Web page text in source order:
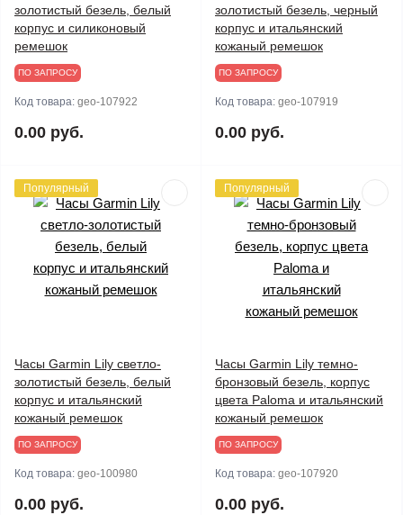
золотистый безель, белый
корпус и силиконовый
ремешок
ПО ЗАПРОСУ
Код товара: geo-107922
0.00 руб.
золотистый безель, черный
корпус и итальянский
кожаный ремешок
ПО ЗАПРОСУ
Код товара: geo-107919
0.00 руб.
Популярный
Часы Garmin Lily светло-
золотистый безель, белый
корпус и итальянский
кожаный ремешок
ПО ЗАПРОСУ
Код товара: geo-100980
0.00 руб.
Популярный
Часы Garmin Lily темно-
бронзовый безель, корпус
цвета Paloma и итальянский
кожаный ремешок
ПО ЗАПРОСУ
Код товара: geo-107920
0.00 руб.